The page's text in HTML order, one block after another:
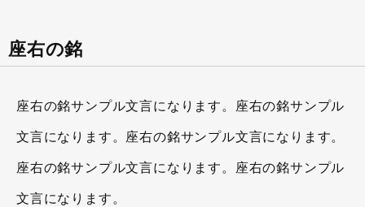
座右の銘
座右の銘サンプル文言になります。座右の銘サンプル
文言になります。座右の銘サンプル文言になります。
座右の銘サンプル文言になります。座右の銘サンプル
文言になります。